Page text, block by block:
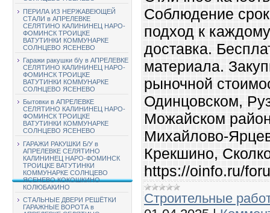
ПЕРИЛА ИЗ НЕРЖАВЕЮЩЕЙ
СТАЛИ в АПРЕЛЕВКЕ
СЕЛЯТИНО КАЛИНИНЕЦ НАРО-
ФОМИНСК ТРОИЦКЕ
ВАТУТИНКИ КОММУНАРКЕ
СОЛНЦЕВО ЯСЕНЕВО
Гаражи ракушки б/у в АПРЕЛЕВКЕ
СЕЛЯТИНО КАЛИНИНЕЦ НАРО-
ФОМИНСК ТРОИЦКЕ
ВАТУТИНКИ КОММУНАРКЕ
СОЛНЦЕВО ЯСЕНЕВО
Бытовки в АПРЕЛЕВКЕ
СЕЛЯТИНО КАЛИНИНЕЦ НАРО-
ФОМИНСК ТРОИЦКЕ
ВАТУТИНКИ КОММУНАРКЕ
СОЛНЦЕВО ЯСЕНЕВО
ГАРАЖИ РАКУШКИ Б/У в
АПРЕЛЕВКЕ СЕЛЯТИНО
КАЛИНИНЕЦ НАРО-ФОМИНСК
ТРОИЦКЕ ВАТУТИНКИ
КОММУНАРКЕ СОЛНЦЕВО
ЯСЕНЕВО КОКОШКИНО
КОЛЮБАКИНО
СТАЛЬНЫЕ ДВЕРИ РЕШЁТКИ
ГАРАЖНЫЕ ВОРОТА в
Соблюдение
подход к
доставка.
материала.
рыночной
Одинцовском,
Можайском
Михайлово-
Крекшино,
https://oinfo.ru/
Строительные